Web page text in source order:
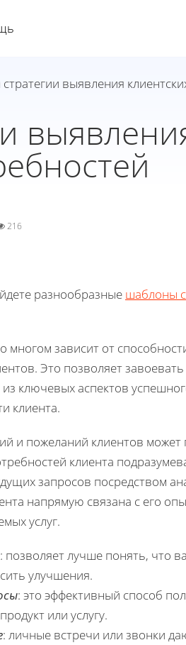
выявления
216
разнообразные шаблоны
многом зависит от
Это позволяет
ключевых аспектов
клиента.
и пожеланий клиентов может
клиента
запросов посредством
напрямую связана с его
услуг.
: позволяет лучше понять, что
улучшения.
: это эффективный способ
или услугу.
: личные встречи или звонки